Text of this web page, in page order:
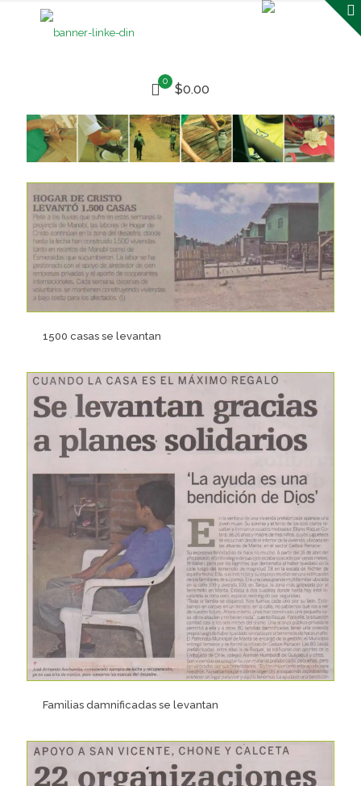
0
$0.00
1500 casas se levantan
Familias damnificadas se levantan